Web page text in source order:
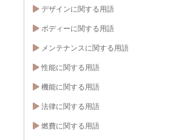
デザインに関する用語
ボディーに関する用語
メンテナンスに関する用語
性能に関する用語
機能に関する用語
法律に関する用語
燃費に関する用語